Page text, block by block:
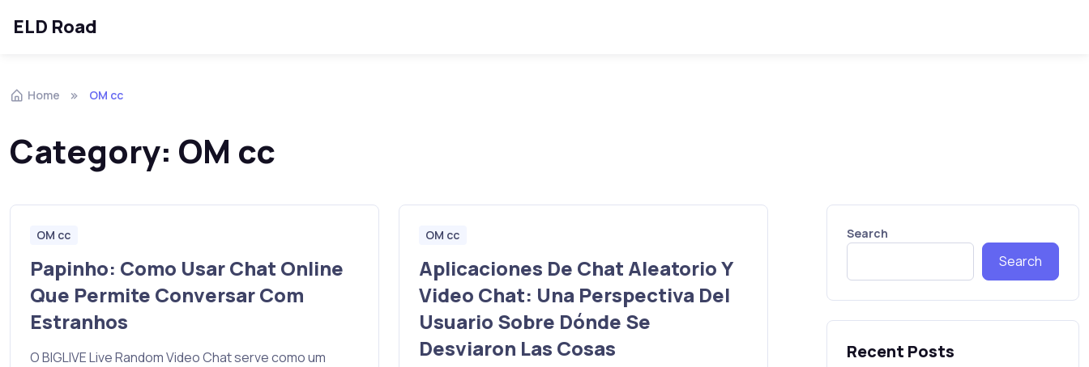
Skip to navigation
Skip to content
ELD Road
Home OM cc
Category: OM cc
OM cc
Papinho: Como Usar Chat Online
Que Permite Conversar Com
Estranhos
O BIGLIVE Live Random Video Chat serve como um
OM cc
Aplicaciones De Chat Aleatorio Y
Video Chat: Una Perspectiva Del
Usuario Sobre Dónde Se
Desviaron Las Cosas
Search
Search
Recent Posts